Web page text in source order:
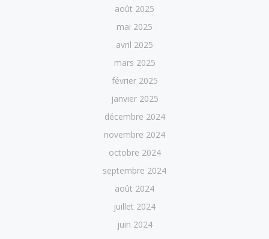
août 2025
mai 2025
avril 2025
mars 2025
février 2025
janvier 2025
décembre 2024
novembre 2024
octobre 2024
septembre 2024
août 2024
juillet 2024
juin 2024